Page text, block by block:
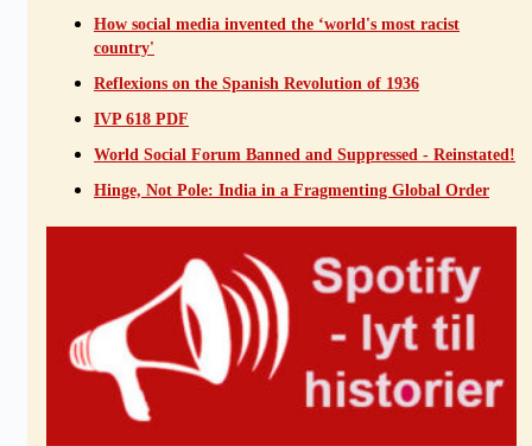
How social media invented the ‘world's most racist
country'
Reflexions on the Spanish Revolution of 1936
IVP 618 PDF
World Social Forum Banned and Suppressed - Reinstated!
Hinge, Not Pole: India in a Fragmenting Global Order